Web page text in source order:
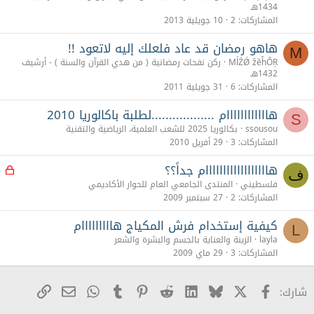
1434هـ
المشاركات 2 10 جويلية 2013
M هاهو رمضان قد عاد فلعلك إليه لاتعود !!
MĺŹǾ žĕĥÔŖ ركن نفحات رمضانية ( من هدي القرآن والسنة ) - أرشيف
1432هـ
المشاركات 6 31 جويلية 2011
S هاااااااااااام ..................لطلبة باكالوريا 2010
ssousou بكالوريا 2025 للشعب العلمية، الرياضية والتقنية
المشاركات 3 29 أفريل 2010
ف م هاااااااااااااااااام جداً؟؟
فلسطيني المنتدى الجامعي العام للحوار الأكاديمي
المشاركات 2 27 سبتمبر 2009
L كيفية إستخدام فرش المكياج هااااااااام
layla الزينة والعناية بالجسم والبشرة والشعر
المشاركات 3 29 ماي 2009
شارك: Facebook
X
Bluesky
LinkedIn
Reddit
Pinterest
Tumblr
WhatsApp
البريدرابط